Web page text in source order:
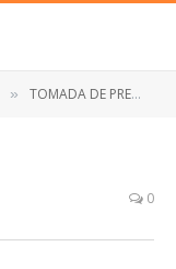
» TOMADA DE PREÇO Nº 003/2019 (Contratação de empresa especializada para execução dos serviços de engenharia para reforma da Quadra Lindoval Vieira no município de Anapurus)
0